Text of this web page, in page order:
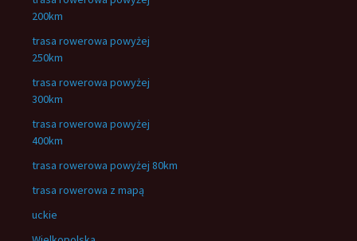
200km
trasa rowerowa powyżej
250km
trasa rowerowa powyżej
300km
trasa rowerowa powyżej
400km
trasa rowerowa powyżej 80km
trasa rowerowa z mapą
uckie